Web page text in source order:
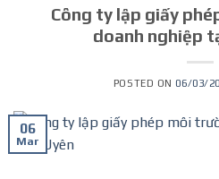
Công ty lập giấy
doanh nghiệp
POSTED ON 06/03/
06
Mar